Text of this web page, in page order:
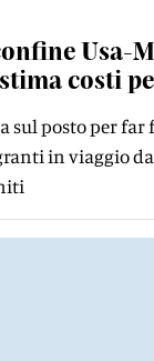
Usa-
costi
sul posto per
in viaggio